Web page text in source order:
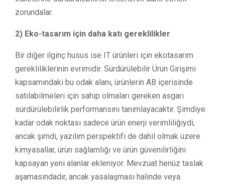
zorundalar.
2) Eko-tasarım için daha katı gereklilikler
Bir diğer ilginç husus ise IT ürünleri için ekotasarım
gerekliliklerinin evrimidir. Sürdürülebilir Ürün Girişimi
kapsamındaki bu odak alanı, ürünlerin AB içerisinde
satılabilmeleri için sahip olmaları gereken asgari
sürdürülebilirlik performansını tanımlayacaktır. Şimdiye
kadar odak noktası sadece ürün enerji verimliliğiydi,
ancak şimdi, yazılım perspektifi de dahil olmak üzere
kimyasallar, ürün sağlamlığı ve ürün güvenilirliğini
kapsayan yeni alanlar ekleniyor. Mevzuat henüz taslak
aşamasındadır, ancak yasalaşması halinde veya